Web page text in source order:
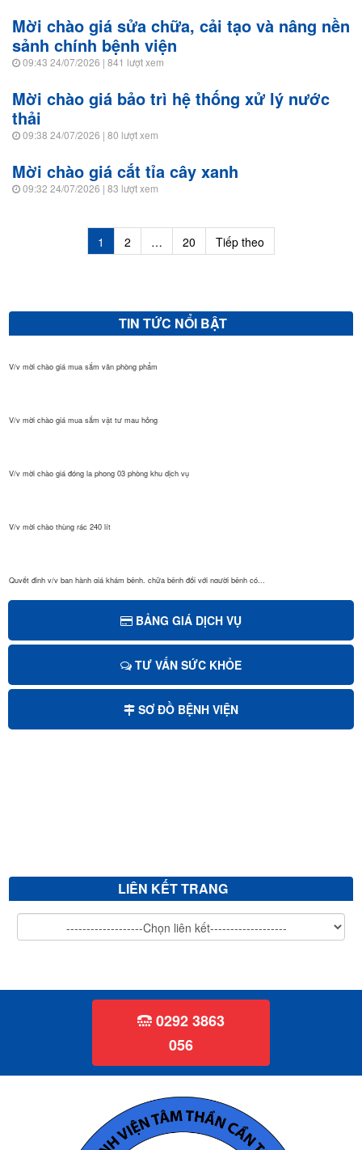
Mời chào giá sửa chữa, cải tạo và nâng nền
sảnh chính bệnh viện
09:43 24/07/2026 | 841 lượt xem
Mời chào giá bảo trì hệ thống xử lý nước
thải
09:38 24/07/2026 | 80 lượt xem
Mời chào giá cắt tỉa cây xanh
09:32 24/07/2026 | 83 lượt xem
viết
1 2 … 20 Tiếp theo
TIN TỨC NỔI BẬT
V/v mời chào giá mua sắm văn phòng phẩm
V/v mời chào giá mua sắm vật tư mau hỏng
Quyết định v/v ban hành giá khám bệnh, chữa bệnh đối với người bệnh có...
Quyết định Giá dịch vụ khám bệnh, chữa bệnh theo yêu cầu áp dụng tại B...
Mời chào giá sửa chữa, cải tạo và nâng nền sảnh chính bệnh viện...
BẢNG GIÁ DỊCH VỤ
TƯ VẤN SỨC KHỎE
SƠ ĐỒ BỆNH VIỆN
LIÊN KẾT TRANG
0292 3863
056